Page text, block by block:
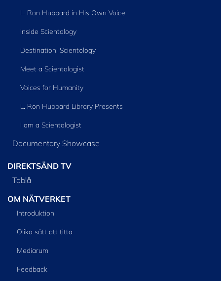
L. Ron Hubbard in His Own Voice
Inside Scientology
Destination: Scientology
Meet a Scientologist
Voices for Humanity
L. Ron Hubbard Library Presents
I am a Scientologist
Documentary Showcase
DIREKTSÄND TV
Tablå
OM NÄTVERKET
Introduktion
Olika sätt att titta
Mediarum
Feedback